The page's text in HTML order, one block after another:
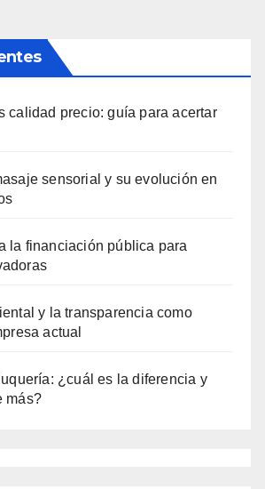
calidad precio: guía para acertar
sensorial y su evolución en
la financiación pública para
y la transparencia como
actual
¿cuál es la diferencia y
más?